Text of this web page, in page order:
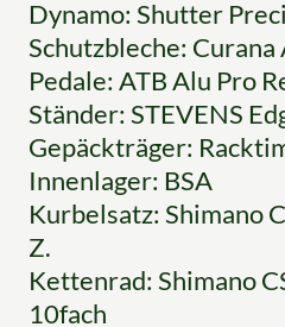
Dynamo: Shutter
Schutzbleche:
Pedale: ATB Alu Pro
Ständer: STEVENS
Gepäckträger:
Innenlager: BSA
Kurbelsatz: Shimano
Z.
Kettenrad: Shimano
10fach